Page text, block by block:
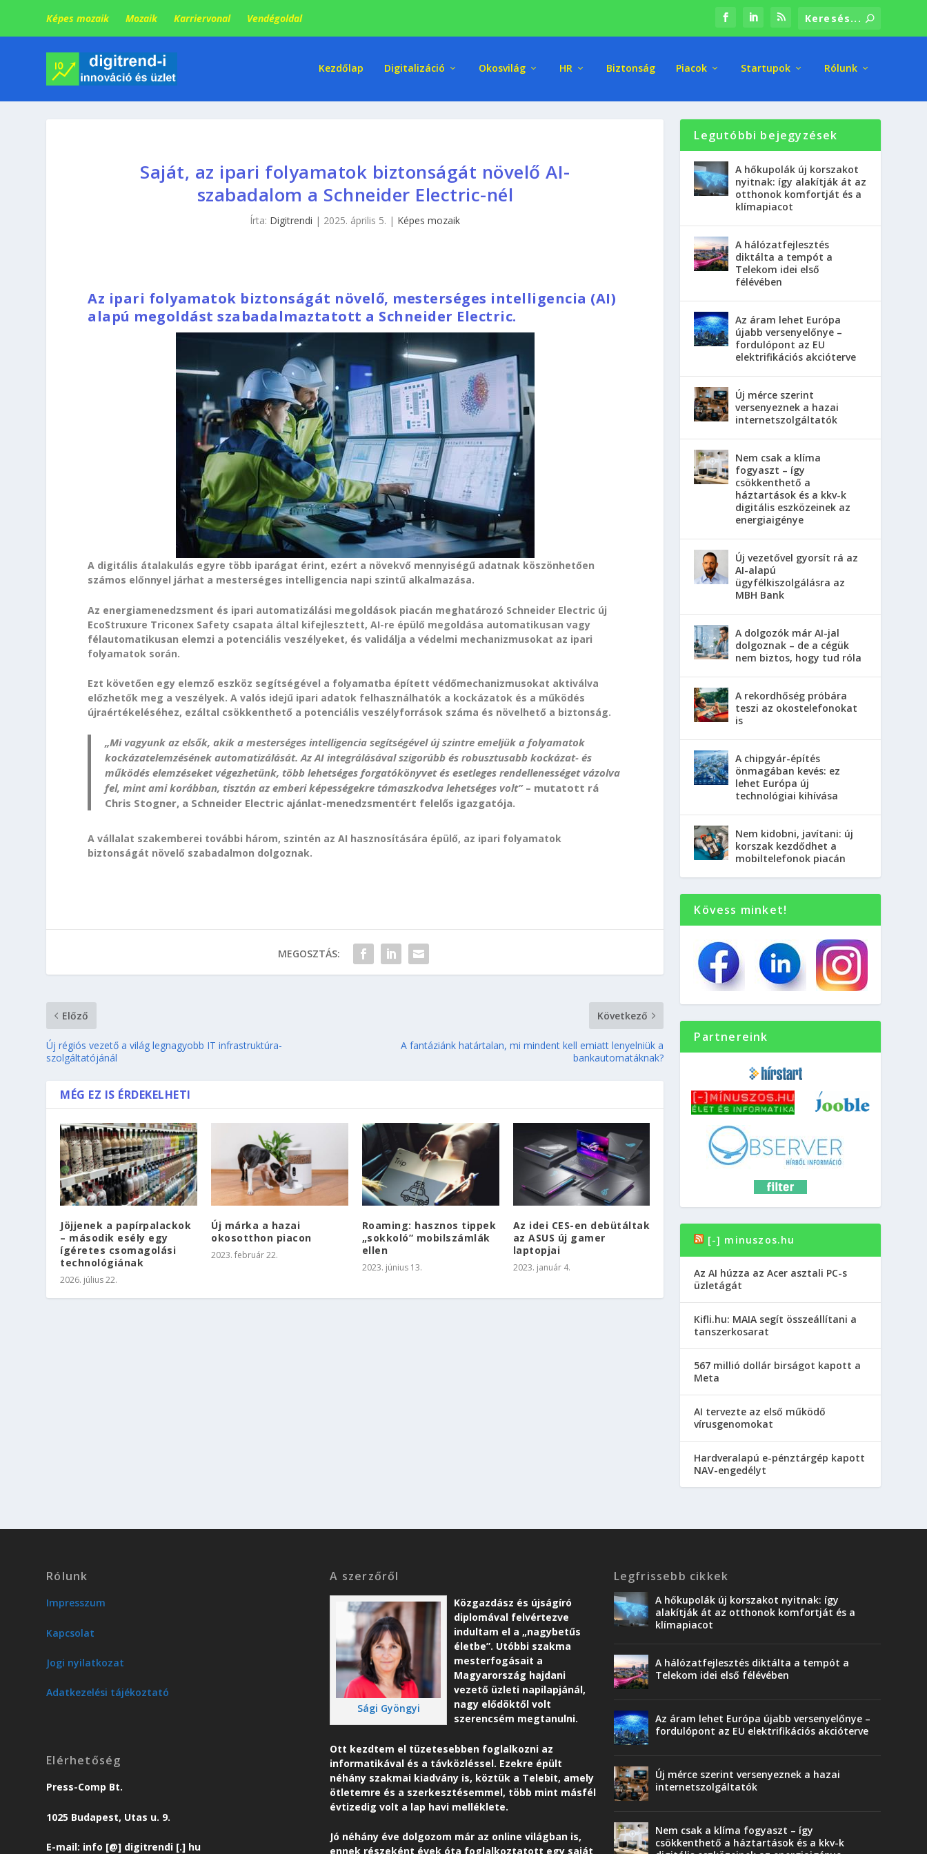
Képes mozaik Mozaik Karriervonal Vendégoldal
Kezdőlap Digitalizáció Okosvilág HR Biztonság Piacok Startupok Rólunk
Saját, az ipari folyamatok biztonságát növelő AI-
szabadalom a Schneider Electric-nél
Írta: Digitrendi | 2025. április 5. | Képes mozaik
Az ipari folyamatok biztonságát növelő, mesterséges intelligencia (AI)
alapú megoldást szabadalmaztatott a Schneider Electric.
A digitális átalakulás egyre több iparágat érint, ezért a növekvő mennyiségű adatnak köszönhetően
számos előnnyel járhat a mesterséges intelligencia napi szintű alkalmazása.
Az energiamenedzsment és ipari automatizálási megoldások piacán meghatározó Schneider Electric új
EcoStruxure Triconex Safety csapata által kifejlesztett, AI-re épülő megoldása automatikusan vagy
félautomatikusan elemzi a potenciális veszélyeket, és validálja a védelmi mechanizmusokat az ipari
folyamatok során.
Ezt követően egy elemző eszköz segítségével a folyamatba épített védőmechanizmusokat aktiválva
előzhetők meg a veszélyek. A valós idejű ipari adatok felhasználhatók a kockázatok és a működés
újraértékeléséhez, ezáltal csökkenthető a potenciális veszélyforrások száma és növelhető a biztonság.
„Mi vagyunk az elsők, akik a mesterséges intelligencia segítségével új szintre emeljük a folyamatok
kockázatelemzésének automatizálását. Az AI integrálásával szigorúbb és robusztusabb kockázat- és
működés elemzéseket végezhetünk, több lehetséges forgatókönyvet és esetleges rendellenességet vázolva
fel, mint ami korábban, tisztán az emberi képességekre támaszkodva lehetséges volt” – mutatott rá
Chris Stogner, a Schneider Electric ajánlat-menedzsmentért felelős igazgatója.
A vállalat szakemberei további három, szintén az AI hasznosítására épülő, az ipari folyamatok
biztonságát növelő szabadalmon dolgoznak.
MEGOSZTÁS:
Előző
Új régiós vezető a világ legnagyobb IT infrastruktúra-
szolgáltatójánál
Következő
A fantáziánk határtalan, mi mindent kell emiatt lenyelniük a
bankautomatáknak?
MÉG EZ IS ÉRDEKELHETI
Jöjjenek a papírpalackok
– második esély egy
ígéretes csomagolási
technológiának
2026. július 22.
Új márka a hazai
okosotthon piacon
2023. február 22.
Roaming: hasznos tippek
„sokkoló” mobilszámlák
ellen
2023. június 13.
Az idei CES-en debütáltak
az ASUS új gamer
laptopjai
2023. január 4.
Legutóbbi bejegyzések
A hőkupolák új korszakot
nyitnak: így alakítják át az
otthonok komfortját és a
klímapiacot
A hálózatfejlesztés
diktálta a tempót a
Telekom idei első
félévében
Az áram lehet Európa
újabb versenyelőnye –
fordulópont az EU
elektrifikációs akcióterve
Új mérce szerint
versenyeznek a hazai
internetszolgáltatók
Nem csak a klíma
fogyaszt – így
csökkenthető a
háztartások és a kkv-k
digitális eszközeinek az
energiaigénye
Új vezetővel gyorsít rá az
AI-alapú
ügyfélkiszolgálásra az
MBH Bank
A dolgozók már AI-jal
dolgoznak – de a cégük
nem biztos, hogy tud róla
A rekordhőség próbára
teszi az okostelefonokat
is
A chipgyár-építés
önmagában kevés: ez
lehet Európa új
technológiai kihívása
Nem kidobni, javítani: új
korszak kezdődhet a
mobiltelefonok piacán
Kövess minket!
Partnereink
[-] minuszos.hu
Az AI húzza az Acer asztali PC-s
üzletágát
Kifli.hu: MAIA segít összeállítani a
tanszerkosarat
567 millió dollár birságot kapott a
Meta
AI tervezte az első működő
vírusgenomokat
Hardveralapú e-pénztárgép kapott
NAV-engedélyt
Rólunk
Impresszum
Kapcsolat
Jogi nyilatkozat
Adatkezelési tájékoztató
Elérhetőség
Press-Comp Bt.
1025 Budapest, Utas u. 9.
E-mail: info [@] digitrendi [.] hu
A szerzőről
Sági Gyöngyi
Közgazdász és újságíró
diplomával felvértezve
indultam el a „nagybetűs
életbe”. Utóbbi szakma
mesterfogásait a
Magyarország hajdani
vezető üzleti napilapjánál,
nagy elődöktől volt
szerencsém megtanulni.
Ott kezdtem el tüzetesebben foglalkozni az
informatikával és a távközléssel. Ezekre épült
néhány szakmai kiadvány is, köztük a Telebit, amely
ötletemre és a szerkesztésemmel, több mint másfél
évtizedig volt a lap havi melléklete.
Jó néhány éve dolgozom már az online világban is,
ennek részeként évek óta foglalkoztatott egy saját
Legfrissebb cikkek
A hőkupolák új korszakot nyitnak: így
alakítják át az otthonok komfortját és a
klímapiacot
A hálózatfejlesztés diktálta a tempót a
Telekom idei első félévében
Az áram lehet Európa újabb versenyelőnye –
fordulópont az EU elektrifikációs akcióterve
Új mérce szerint versenyeznek a hazai
internetszolgáltatók
Nem csak a klíma fogyaszt – így
csökkenthető a háztartások és a kkv-k